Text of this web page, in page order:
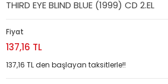
THIRD EYE BLIND BLUE (1999) CD 2.EL
Fiyat
137,16 TL
137,16 TL den başlayan taksitlerle!!